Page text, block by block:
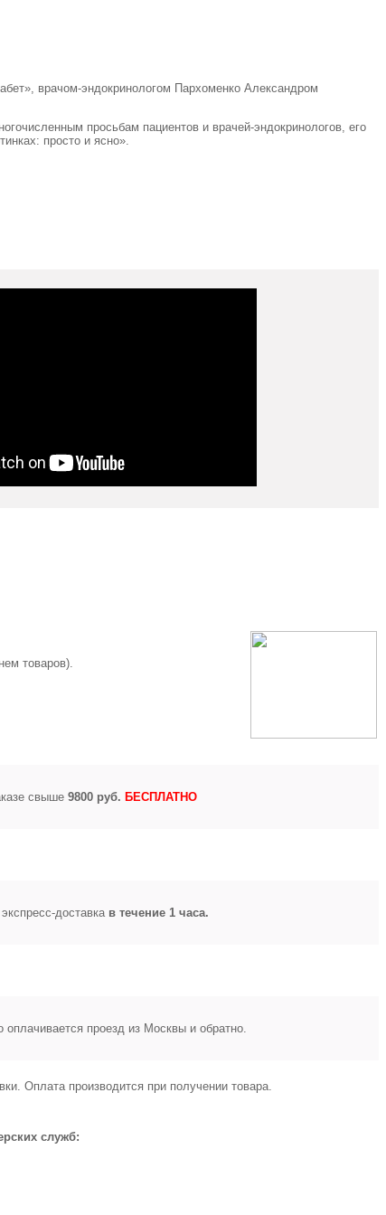
врачом-эндокринологом Пархоменко Александром
просьбам пациентов и врачей-эндокринологов, его
просто и ясно».
товаров).
свыше 9800 руб. БЕСПЛАТНО
доставка в течение 1 часа.
оплачивается проезд из Москвы и обратно.
Оплата производится при получении товара.
служб: